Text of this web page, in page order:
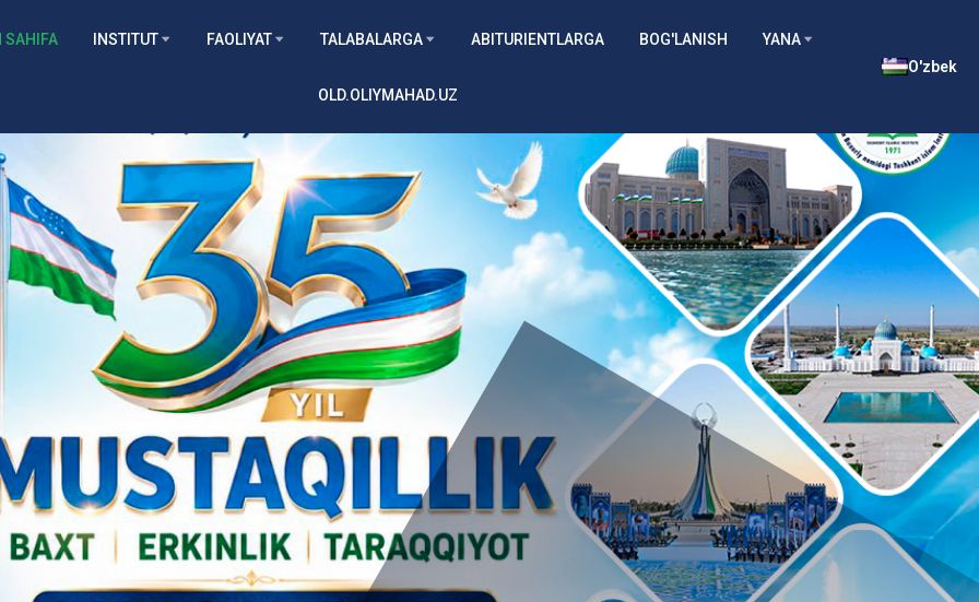
SAHIFA INSTITUT FAOLIYAT TALABALARGA ABITURIENTLARGA BOG'LANISH YANA
OLD.OLIYMAHAD.UZ
O'zbek